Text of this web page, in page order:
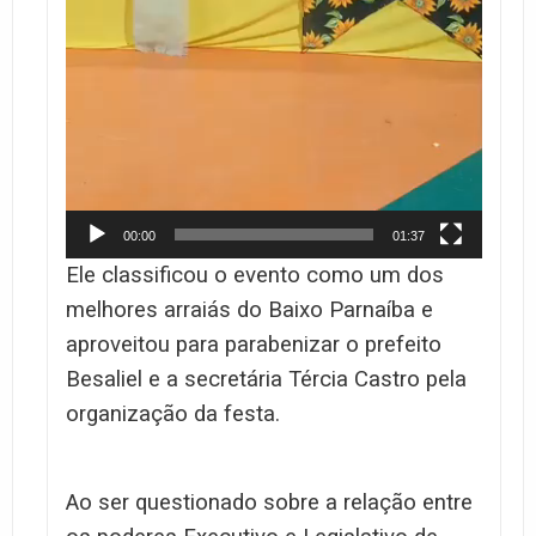
00:00 01:37
Ele classificou o evento como um dos
melhores arraiás do Baixo Parnaíba e
aproveitou para parabenizar o prefeito
Besaliel e a secretária Tércia Castro pela
organização da festa.
Ao ser questionado sobre a relação entre